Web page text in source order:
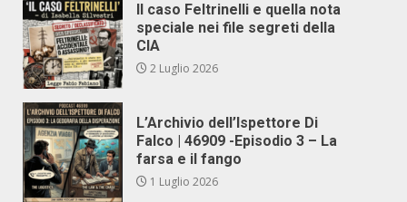
Il caso Feltrinelli e quella nota
speciale nei file segreti della
CIA
2 Luglio 2026
L’Archivio dell’Ispettore Di
Falco | 46909 -Episodio 3 – La
farsa e il fango
1 Luglio 2026